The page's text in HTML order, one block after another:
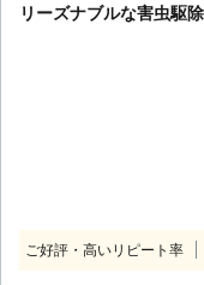
リーズナブルな害虫駆
ご好評・高いリピート率